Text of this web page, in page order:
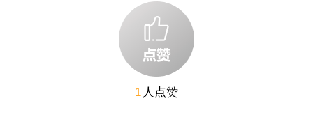
人次参与、中奖2.18万人次、发放奖金444.55
万元，消费拉动比达到1:14。一张小小的发
票，如何实现稳消费又稳税收？记者就此进行
1 人点赞